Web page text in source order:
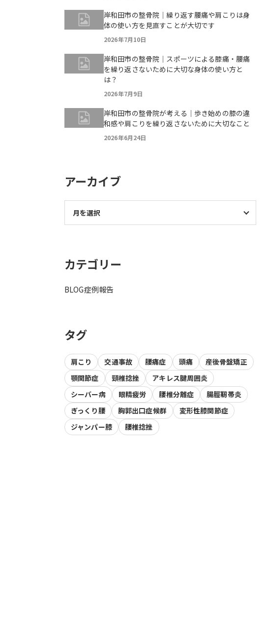
岸和田市の整骨院｜繰り返す腰痛や肩こりは身
体の使い方を見直すことが大切です
2026年7月10日
岸和田市の整骨院｜スポーツによる膝痛・腰痛
を繰り返さないために大切な身体の使い方と
は？
2026年7月9日
岸和田市の整骨院が考える｜歩き始めの膝の違
和感や肩こりを繰り返さないために大切なこと
2026年6月24日
アーカイブ
カテゴリー
BLOG症例報告
タグ
肩こり 交通事故 腰痛症 頭痛
産後骨盤矯正
顎関節症
頸椎捻挫
アキレス腱周囲炎
シーバー病
眼精疲労 腰椎分離症
腸脛靭帯炎
ぎっくり腰
胸郭出口症候群
変形性膝関節症
ジャンパー膝
腰椎捻挫